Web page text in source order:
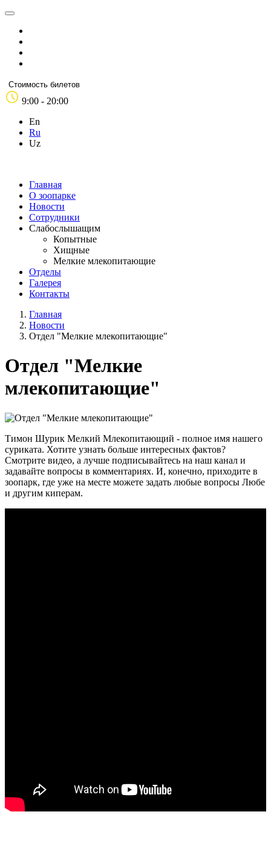
Стоимость билетов
9:00 - 20:00
En
Ru
Uz
Главная
О зоопарке
Новости
Сотрудники
Слабослышащим
Копытные
Хищные
Мелкие млекопитающие
Отделы
Галерея
Контакты
Главная
Новости
Отдел "Мелкие млекопитающие"
Отдел "Мелкие
млекопитающие"
Тимон Шурик Мелкий Млекопитающий - полное имя нашего
суриката. Хотите узнать больше интересных фактов?
Смотрите видео, а лучше подписывайтесь на наш канал и
задавайте вопросы в комментариях. И, конечно, приходите в
зоопарк, где уже на месте можете задать любые вопросы Любе
и другим киперам.